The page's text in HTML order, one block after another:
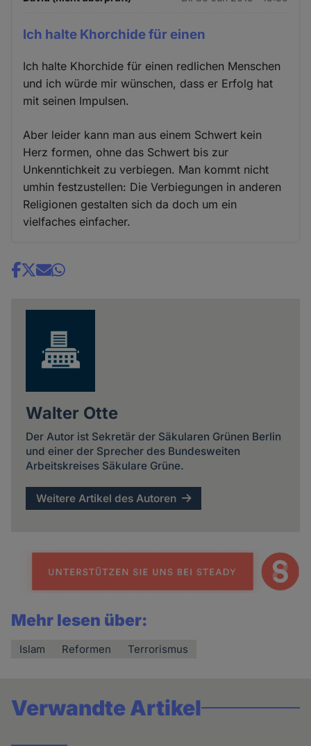
Ich halte Khorchide für einen
Ich halte Khorchide für einen redlichen Menschen
und ich würde mir wünschen, dass er Erfolg hat
mit seinen Impulsen.
Aber leider kann man aus einem Schwert kein
Herz formen, ohne das Schwert bis zur
Unkenntichkeit zu verbiegen. Man kommt nicht
umhin festzustellen: Die Verbiegungen in anderen
Religionen gestalten sich da doch um ein
vielfaches einfacher.
Share
Walter Otte
Der Autor ist Sekretär der Säkularen Grünen Berlin
und einer der Sprecher des Bundesweiten
Arbeitskreises Säkulare Grüne.
Weitere Artikel des Autoren
Mehr lesen über:
Islam Reformen Terrorismus
Verwandte Artikel